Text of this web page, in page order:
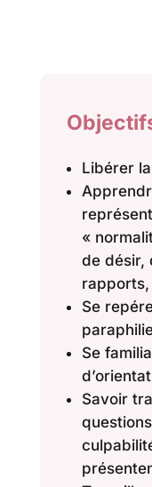
Libérer
«
de désir,
Se
Se
Savoir